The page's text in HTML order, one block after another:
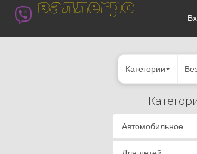
валлегро
Категории
Автомобильное